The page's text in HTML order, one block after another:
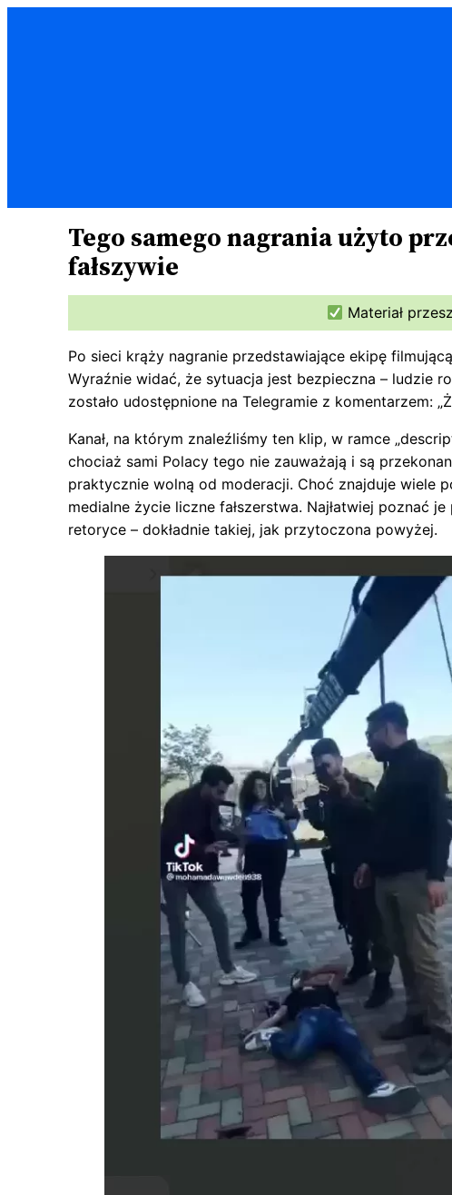
Tego samego nagrania użyto
fałszywie
Materiał
Po sieci krąży nagranie przedstawiające ekipę
Wyraźnie widać, że sytuacja jest bezpieczna – ludzie
zostało udostępnione na Telegramie z komentarzem:
Kanał, na którym znaleźliśmy ten klip, w ramce
chociaż sami Polacy tego nie zauważają i są
praktycznie wolną od moderacji. Choć znajduje wiele
medialne życie liczne fałszerstwa. Najłatwiej poznać
retoryce – dokładnie takiej, jak przytoczona powyżej.